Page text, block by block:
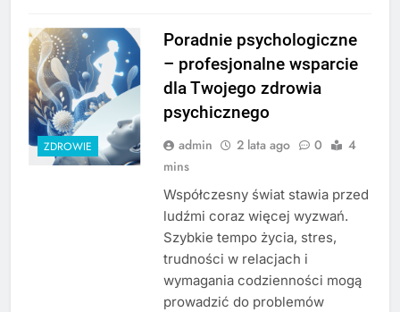
ZDROWIE
Poradnie psychologiczne
– profesjonalne wsparcie
dla Twojego zdrowia
psychicznego
admin 2 lata ago 0
4
mins
Współczesny świat stawia przed
ludźmi coraz więcej wyzwań.
Szybkie tempo życia, stres,
trudności w relacjach i
wymagania codzienności mogą
prowadzić do problemów